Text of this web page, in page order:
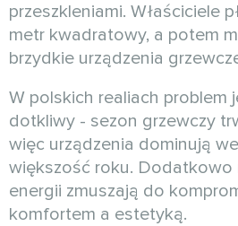
przeszkleniami. Właściciele
metr kwadratowy, a potem
brzydkie urządzenia
W polskich realiach problem
dotkliwy - sezon grzewczy
więc urządzenia dominują
większość roku. Dodatkowo
energii zmuszają do
komfortem a estetyką.